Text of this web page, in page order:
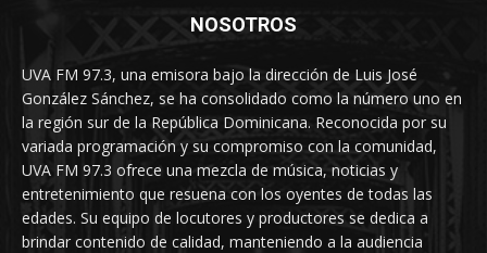
NOSOTROS
UVA FM 97.3, una emisora bajo la dirección de Luis José
González Sánchez, se ha consolidado como la número uno en
la región sur de la República Dominicana. Reconocida por su
variada programación y su compromiso con la comunidad,
UVA FM 97.3 ofrece una mezcla de música, noticias y
entretenimiento que resuena con los oyentes de todas las
edades. Su equipo de locutores y productores se dedica a
brindar contenido de calidad, manteniendo a la audiencia